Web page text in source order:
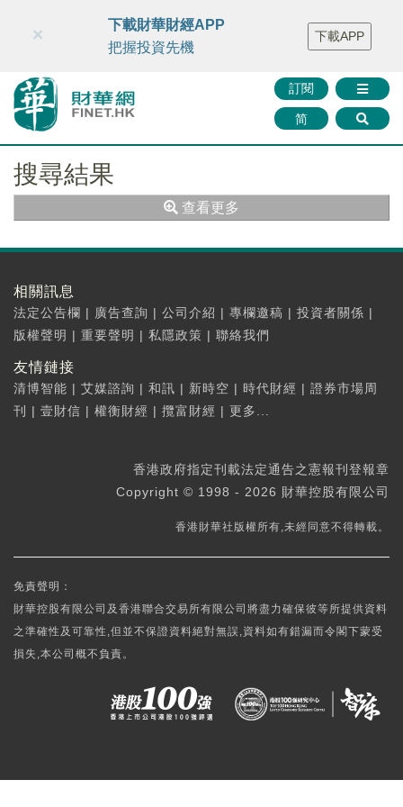
財華智庫網 FINTV FINMETA 財華證券 媒體矩陣
智庫沙龍
聯絡我們
訂閱
简
×
下載財華財經APP
把握投資先機
下載APP
搜尋結果
查看更多
相關訊息
法定公告欄 | 廣告查詢 | 公司介紹 | 專欄邀稿 | 投資者關係 |
版權聲明 | 重要聲明 | 私隱政策 | 聯絡我們
友情鏈接
清博智能 | 艾媒諮詢 | 和訊 | 新時空 | 時代財經 | 證券市場周
刊
| 壹財信 | 權衡財經 | 攬富財經 | 更多...
香港政府指定刊載法定通告之憲報刊登報章
Copyright © 1998 - 2026 財華控股有限公司
香港財華社版權所有,未經同意不得轉載。
免責聲明：
財華控股有限公司及香港聯合交易所有限公司將盡力確保彼等所提供資料
之準確性及可靠性,但並不保證資料絕對無誤,資料如有錯漏而令閣下蒙受
損失,本公司概不負責。